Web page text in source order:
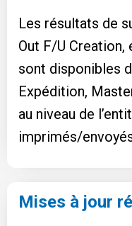
Les résultats de
Out F/U
sont disponibles
Expédition,
au niveau de
imprimés/
Mises à jour